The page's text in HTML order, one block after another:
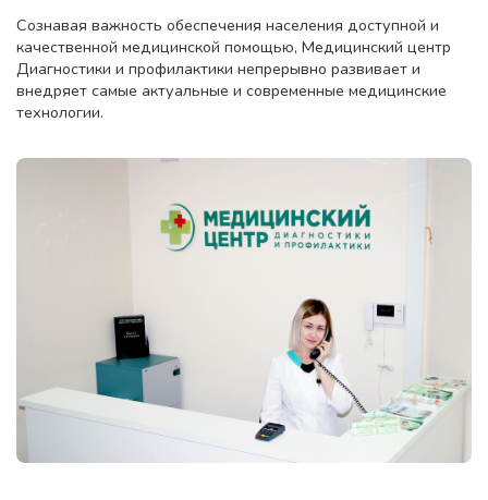
Сознавая важность обеспечения населения доступной и
качественной медицинской помощью, Медицинский центр
Диагностики и профилактики непрерывно развивает и
внедряет самые актуальные и современные медицинские
технологии.